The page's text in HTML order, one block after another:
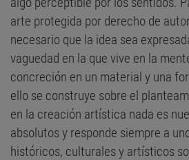
arte protegida por derecho de
necesario que la idea sea
vaguedad en la que vive en la
concreción en un material y una
ello se construye sobre el
en la creación artística nada es
absolutos y responde siempre a
históricos, culturales y artísticos